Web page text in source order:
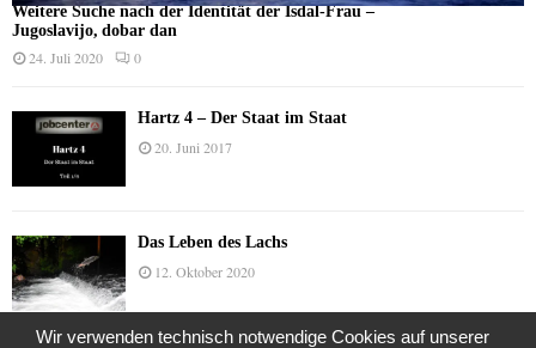
Weitere Suche nach der Identität der Isdal-Frau –
Jugoslavijo, dobar dan
24. Juli 2020 0
Hartz 4 – Der Staat im Staat
20. Juni 2017
Das Leben des Lachs
12. Oktober 2020
Wir verwenden technisch notwendige Cookies auf unserer